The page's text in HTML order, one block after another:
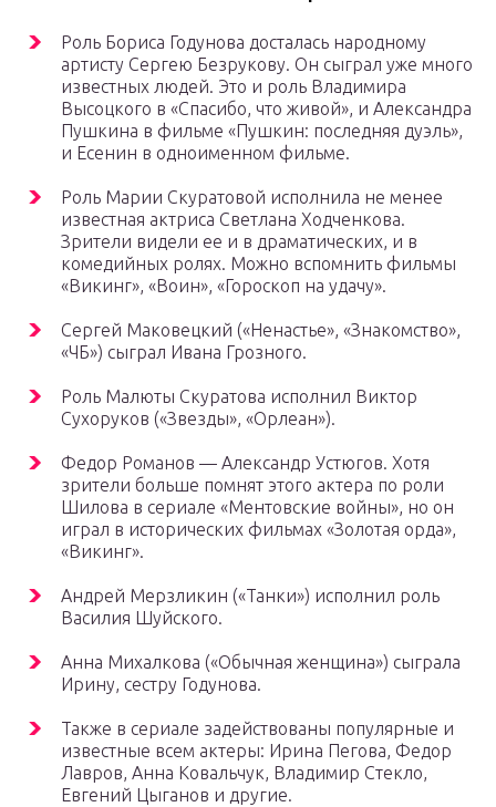
Роль Бориса Годунова досталась народному
артисту Сергею Безрукову. Он сыграл уже много
известных людей. Это и роль Владимира
Высоцкого в «Спасибо, что живой», и Александра
Пушкина в фильме «Пушкин: последняя дуэль»,
и Есенин в одноименном фильме.
Роль Марии Скуратовой исполнила не менее
известная актриса Светлана Ходченкова.
Зрители видели ее и в драматических, и в
комедийных ролях. Можно вспомнить фильмы
«Викинг», «Воин», «Гороскоп на удачу».
Сергей Маковецкий («Ненастье», «Знакомство»,
«ЧБ») сыграл Ивана Грозного.
Роль Малюты Скуратова исполнил Виктор
Сухоруков («Звезды», «Орлеан»).
Федор Романов — Александр Устюгов. Хотя
зрители больше помнят этого актера по роли
Шилова в сериале «Ментовские войны», но он
играл в исторических фильмах «Золотая орда»,
«Викинг».
Андрей Мерзликин («Танки») исполнил роль
Василия Шуйского.
Анна Михалкова («Обычная женщина») сыграла
Ирину, сестру Годунова.
Также в сериале задействованы популярные и
известные всем актеры: Ирина Пегова, Федор
Лавров, Анна Ковальчук, Владимир Стекло,
Евгений Цыганов и другие.